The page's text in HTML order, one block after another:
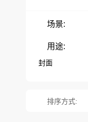
场景:
用途:
封面
排序方式: